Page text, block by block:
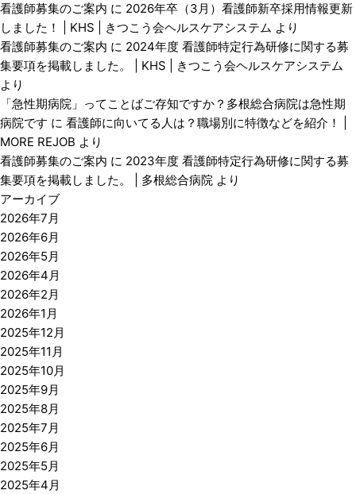
看護師募集のご案内 に 2026年卒（3月）看護師新卒採用情報更新
しました！ | KHS | きつこう会ヘルスケアシステム より
看護師募集のご案内 に 2024年度 看護師特定行為研修に関する募
集要項を掲載しました。 | KHS | きつこう会ヘルスケアシステム
より
「急性期病院」ってことばご存知ですか？多根総合病院は急性期
病院です に 看護師に向いてる人は？職場別に特徴などを紹介！ |
MORE REJOB より
看護師募集のご案内 に 2023年度 看護師特定行為研修に関する募
集要項を掲載しました。 | 多根総合病院 より
アーカイブ
2026年7月
2026年6月
2026年5月
2026年4月
2026年2月
2026年1月
2025年12月
2025年11月
2025年10月
2025年9月
2025年8月
2025年7月
2025年6月
2025年5月
2025年4月